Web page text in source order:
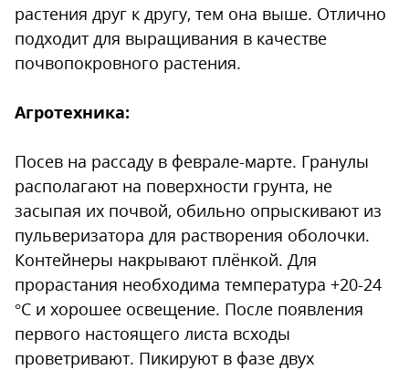
растения друг к другу, тем она выше. Отлично
подходит для выращивания в качестве
почвопокровного растения.
Агротехника:
Посев на рассаду в феврале-марте. Гранулы
располагают на поверхности грунта, не
засыпая их почвой, обильно опрыскивают из
пульверизатора для растворения оболочки.
Контейнеры накрывают плёнкой. Для
прорастания необходима температура +20-24
°С и хорошее освещение. После появления
первого настоящего листа всходы
проветривают. Пикируют в фазе двух